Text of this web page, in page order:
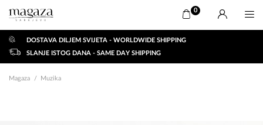
0
DOSTAVA DILJEM SVIJETA - WORLDWIDE SHIPPING
SLANJE ISTOG DANA - SAME DAY SHIPPING
Magaza Muzika